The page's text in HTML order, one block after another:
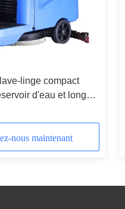
linge compact
d'eau et longue
nous maintenant